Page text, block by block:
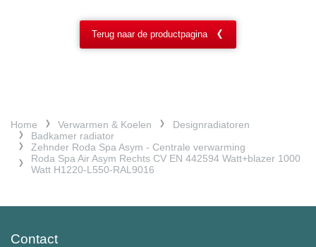
Terug naar de productpagina
Home Verwarmen & Koelen
Designradiatoren
Badkamer radiator
Zehnder Roda Spa Asym - Centrale verwarming
Roda Spa Air Asym Rechts CV EN 442594 Watt+blazer 1000
Watt H1220-L550-RAL9016
Contact